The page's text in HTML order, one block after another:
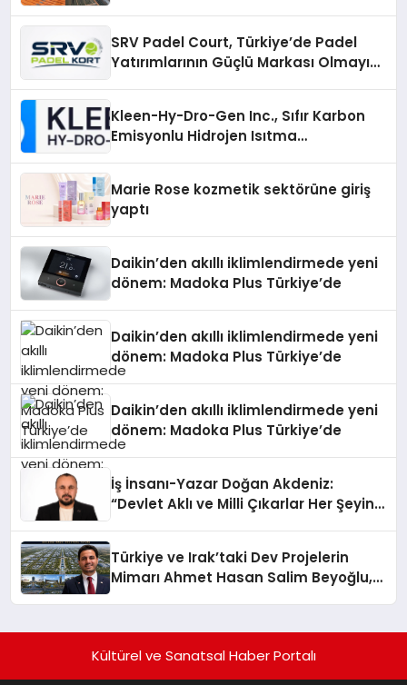
SRV Padel Court, Türkiye’de Padel
Yatırımlarının Güçlü Markası Olmayı
Kleen-Hy-Dro-Gen Inc., Sıfır Karbon
Emisyonlu Hidrojen Isıtma
Marie Rose kozmetik sektörüne giriş
yaptı
Daikin’den akıllı iklimlendirmede yeni
dönem: Madoka Plus Türkiye’de
Daikin’den akıllı iklimlendirmede yeni
dönem: Madoka Plus Türkiye’de
Daikin’den akıllı iklimlendirmede yeni
dönem: Madoka Plus Türkiye’de
İş İnsanı-Yazar Doğan Akdeniz:
“Devlet Aklı ve Milli Çıkarlar Her Şeyin
Türkiye ve Irak’taki Dev Projelerin
Mimarı Ahmet Hasan Salim Beyoğlu,
Hayata Geçirecek
Kültürel ve Sanatsal Haber Portalı